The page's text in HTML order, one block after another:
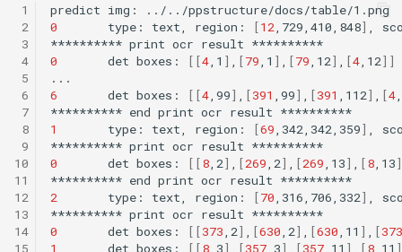
1
2
3
4
5
6
7
8
9
10
11
12
13
14
15
predict img:
0
type: text, region: [12 ,729,410,848]
********** print ocr result
0
det boxes: [[4 ,1 ] [79 ,1 ] [79 ,12] [4 ,12]]
6
det boxes: [[4 ,99] [391 ,99] [391 ,112] [4
********** end print ocr result
1
type: text, region: [69 ,342,342,359]
********** print ocr result
0
det boxes: [[8 ,2] [269 ,2] [269 ,13] [8 ,13
********** end print ocr result
2
type: text, region: [70 ,316,706,332]
********** print ocr result
0
det boxes: [[373 ,2] [630 ,2] [630 ,11 ] [373
1
det boxes: [[8 ,3] [357 ,3] [357 ,11 ] [8 ,11